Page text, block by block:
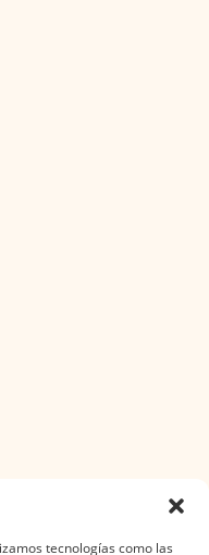
tecnologías como las